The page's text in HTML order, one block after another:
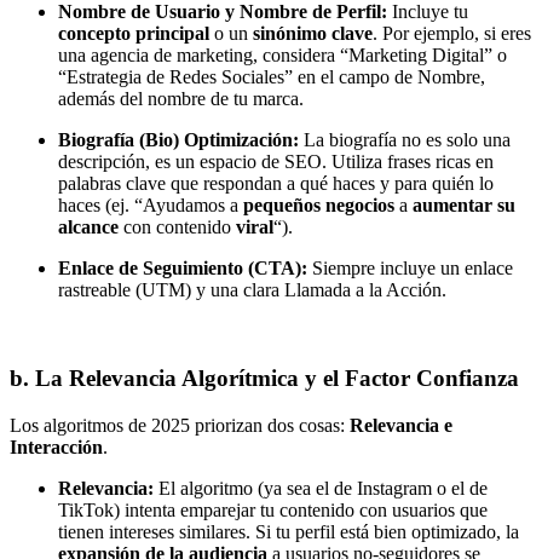
Nombre de Usuario y Nombre de Perfil: Incluye tu
concepto principal o un sinónimo clave. Por ejemplo, si eres
una agencia de marketing, considera “Marketing Digital” o
“Estrategia de Redes Sociales” en el campo de Nombre,
además del nombre de tu marca.
Biografía (Bio) Optimización: La biografía no es solo una
descripción, es un espacio de SEO. Utiliza frases ricas en
palabras clave que respondan a qué haces y para quién lo
haces (ej. “Ayudamos a pequeños negocios a aumentar su
alcance con contenido viral“).
Enlace de Seguimiento (CTA): Siempre incluye un enlace
rastreable (UTM) y una clara Llamada a la Acción.
b. La Relevancia Algorítmica y el Factor Confianza
Los algoritmos de 2025 priorizan dos cosas: Relevancia e
Interacción.
Relevancia: El algoritmo (ya sea el de Instagram o el de
TikTok) intenta emparejar tu contenido con usuarios que
tienen intereses similares. Si tu perfil está bien optimizado, la
expansión de la audiencia a usuarios no-seguidores se